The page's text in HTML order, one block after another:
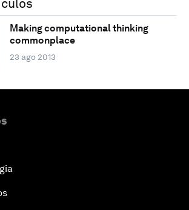
Making computational thinking
commonplace
23 ago 2013